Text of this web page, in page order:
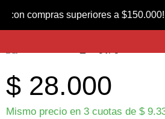
Producto nuevo
Camiseta Térmica manga Larga marca Payo
$ 28.000
Mismo precio en 3 cuotas de $
superiores a $150.000!